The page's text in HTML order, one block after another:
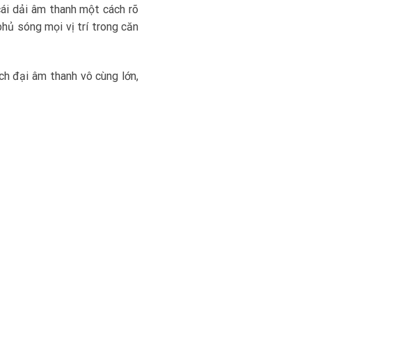
dải âm thanh một cách rõ
sóng mọi vị trí trong căn
đại âm thanh vô cùng lớn,